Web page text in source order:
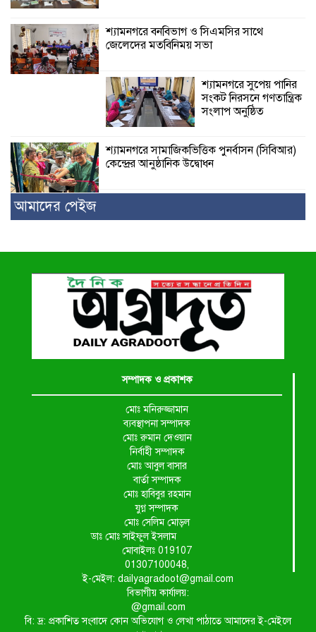
শ্যামনগরে বনবিভাগ ও সিএমসির সাথে
জেলেদের মতবিনিময় সভা
শ্যামনগরে সুপেয় পানির
সংকট নিরসনে গণতান্ত্রিক
সংলাপ অনুষ্ঠিত
শ্যামনগরে সামাজিকভিত্তিক পুনর্বাসন (সিবিআর)
কেন্দ্রের আনুষ্ঠানিক উদ্বোধন
আমাদের পেইজ
সম্পাদক ও প্রকাশক
মোঃ মনিরুজ্জামান
ব্যবস্থাপনা সম্পাদক
মোঃ রুমান দেওয়ান
নির্বাহী সম্পাদক
মোঃ আবুল বাসার
বার্তা সম্পাদক
মোঃ হাবিবুর রহমান
যুগ্ন সম্পাদক
মোঃ সেলিম মোড়ল
ডাঃ মোঃ সাইফুল ইসলাম
মোবাইলঃ 019107
01307100048,
ই-মেইল: dailyagradoot@gmail.com
বিভাগীয় কার্যালয়:
@gmail.com
বি: দ্র: প্রকাশিত সংবাদে কোন অভিযোগ ও লেখা পাঠাতে আমাদের ই-মেইলে